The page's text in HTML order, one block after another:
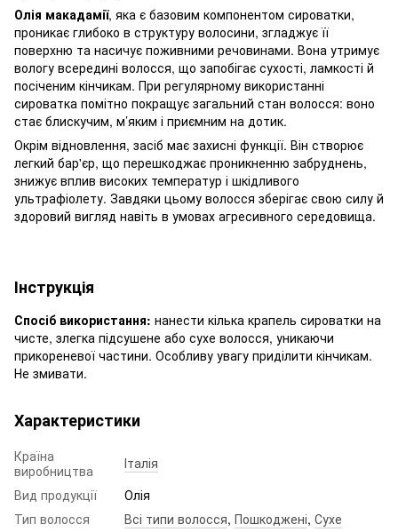
Олія макадамії, яка є базовим компонентом сироватки,
проникає глибоко в структуру волосини, згладжує її
поверхню та насичує поживними речовинами. Вона утримує
вологу всередині волосся, що запобігає сухості, ламкості й
посіченим кінчикам. При регулярному використанні
сироватка помітно покращує загальний стан волосся: воно
стає блискучим, м’яким і приємним на дотик.
Окрім відновлення, засіб має захисні функції. Він створює
легкий бар'єр, що перешкоджає проникненню забруднень,
знижує вплив високих температур і шкідливого
ультрафіолету. Завдяки цьому волосся зберігає свою силу й
здоровий вигляд навіть в умовах агресивного середовища.
Інструкція
Спосіб використання: нанести кілька крапель сироватки на
чисте, злегка підсушене або сухе волосся, уникаючи
прикореневої частини. Особливу увагу приділити кінчикам.
Не змивати.
Характеристики
Країна
виробництва
Італія
Вид продукції
Олія
Тип волосся
Всі типи волосся, Пошкоджені, Сухе